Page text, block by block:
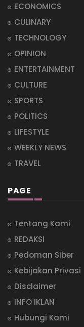
ECONOMICS
CULINARY
TECHNOLOGY
OPINION
ENTERTAINMENT
CULTURE
SPORTS
POLITICS
LIFESTYLE
WEEKLY NEWS
TRAVEL
PAGE
Tentang Kami
REDAKSI
Pedoman Siber
Kebijakan Privasi
Disclaimer
INFO IKLAN
Hubungi Kami